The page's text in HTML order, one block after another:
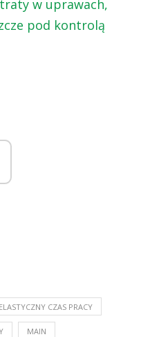
w uprawach,
pod kontrolą
ELASTYCZNY CZAS PRACY
MAIN